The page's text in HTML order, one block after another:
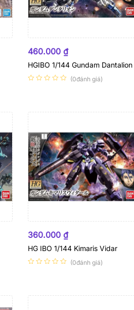
460.000 ₫
HGIBO 1/144 Gundam Dantalion
(0đánh giá)
360.000 ₫
HG IBO 1/144 Kimaris Vidar
(0đánh giá)